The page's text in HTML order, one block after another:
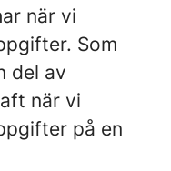
när vi
Som
del av
när vi
på en